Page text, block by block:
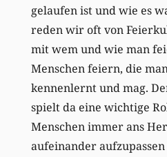
gelaufen ist und wie es
reden wir oft von
mit wem und wie man
Menschen feiern, die
kennenlernt und mag.
spielt da eine wichtige
Menschen immer ans
aufeinander